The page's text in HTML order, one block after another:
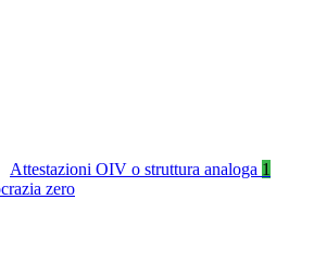
Attestazioni OIV o struttura analoga 1
zero